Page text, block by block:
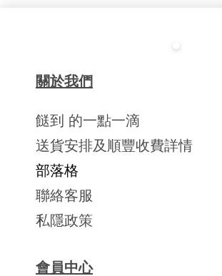
關於我們
餸到 的一點一滴
送貨安排及順豐收費詳情
部落格
聯絡客服
私隱政策
會員中心